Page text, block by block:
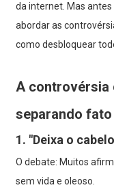
da internet. Mas
abordar as
como desbloquear
A controvérsia
separando
1. "Deixa o
O debate: Muitos
sem vida e oleoso.